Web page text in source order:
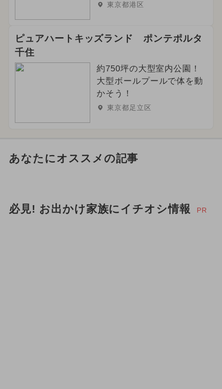
東京都港区
ピュアハートキッズランド ポンテポルタ
千住
約750坪の大型室内公園！
大型ボールプールで体を動
かそう！
東京都足立区
あなたにオススメの記事
必見! お出かけ家族にイチオシ情報 PR